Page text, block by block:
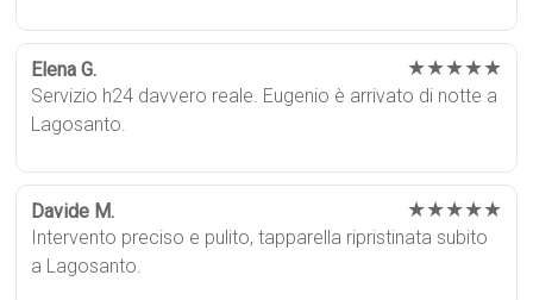
Elena G. ★★★★★
Servizio h24 davvero reale. Eugenio è arrivato di notte a
Lagosanto.
Davide M. ★★★★★
Intervento preciso e pulito, tapparella ripristinata subito
a Lagosanto.